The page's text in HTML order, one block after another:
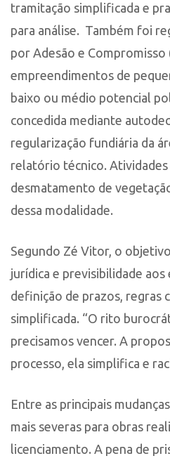
tramitação simplificada e
para análise. Também foi
por Adesão e Compromisso
empreendimentos de
baixo ou médio potencial
concedida mediante
regularização fundiária da
relatório técnico.
desmatamento de
dessa modalidade.
Segundo Zé Vitor, o
jurídica e previsibilidade
definição de prazos, regras
simplificada. “O rito
precisamos vencer. A
processo, ela simplifica e
Entre as principais
mais severas para obras
licenciamento. A pena de